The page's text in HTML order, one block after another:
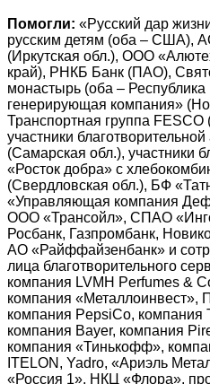
Помогли: «Русский дар
русским детям (оба – США),
(Иркутская обл.), ООО
край), РНКБ Банк (ПАО),
монастырь (оба –
генерирующая компания»
Транспортная группа
участники
(Самарская обл.), участники
«Росток добра» с
(Свердловская обл.), БФ
«Управляющая компания
ООО «Трансойл», СПАО
Росбанк, Газпромбанк,
АО «Райффайзенбанк» и
лица благотворительного
компания LVMH Perfumes &
компания «Металлоинвест»,
компания PepsiCo, компания
компания Bayer, компания
компания «Тинькофф»,
ITELON, Yadro, «Ариэль
«Россия 1», НКЦ «Флора»,